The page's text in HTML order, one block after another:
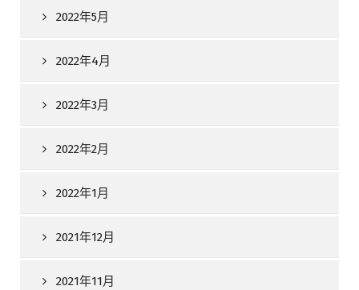
2022年5月
2022年4月
2022年3月
2022年2月
2022年1月
2021年12月
2021年11月